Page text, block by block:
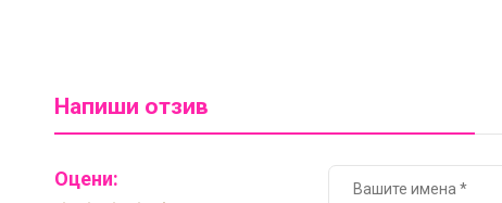
Напиши отзив
Оцени: